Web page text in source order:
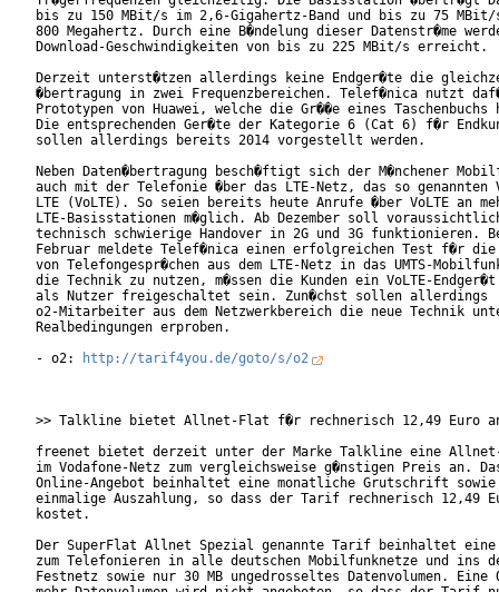
bis zu 150 MBit/s im 2,6-Gigahertz-Band und bis zu 75
800 Megahertz. Durch eine B�ndelung dieser Datenstr�me
Download-Geschwindigkeiten von bis zu 225 MBit/s erreicht.
Derzeit unterst�tzen allerdings keine Endger�te die
�bertragung in zwei Frequenzbereichen. Telef�nica nutzt
Prototypen von Huawei, welche die Gr��e eines Taschenbuchs
Die entsprechenden Ger�te der Kategorie 6 (Cat 6) f�r
sollen allerdings bereits 2014 vorgestellt werden.
Neben Daten�bertragung besch�ftigt sich der M�nchener
auch mit der Telefonie �ber das LTE-Netz, das so genannten
LTE (VoLTE). So seien bereits heute Anrufe �ber VoLTE an
LTE-Basisstationen m�glich. Ab Dezember soll
technisch schwierige Handover in 2G und 3G funktionieren.
Februar meldete Telef�nica einen erfolgreichen Test f�r die
von Telefongespr�chen aus dem LTE-Netz in das UMTS-
die Technik zu nutzen, m�ssen die Kunden ein VoLTE-Endger�t
als Nutzer freigeschaltet sein. Zun�chst sollen allerdings
o2-Mitarbeiter aus dem Netzwerkbereich die neue Technik
Realbedingungen erproben.
- o2:
http://tarif4you.de/goto/s/o2
>> Talkline bietet Allnet-Flat f�r rechnerisch 12,49 Euro
freenet bietet derzeit unter der Marke Talkline eine
im Vodafone-Netz zum vergleichsweise g�nstigen Preis an.
Online-Angebot beinhaltet eine monatliche Grutschrift
einmalige Auszahlung, so dass der Tarif rechnerisch 12,49
kostet.
Der SuperFlat Allnet Spezial genannte Tarif beinhaltet
zum Telefonieren in alle deutschen Mobilfunknetze und ins
Festnetz sowie nur 30 MB ungedrosseltes Datenvolumen.